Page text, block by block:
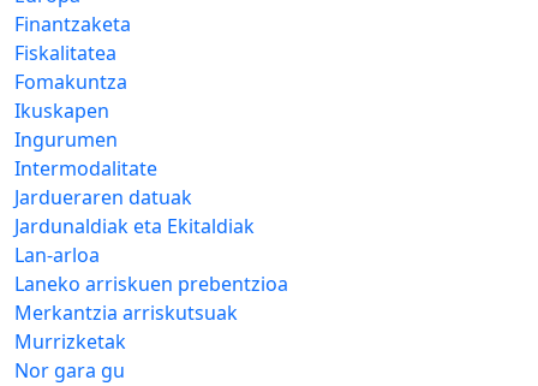
Finantzaketa
Fiskalitatea
Fomakuntza
Ikuskapen
Ingurumen
Intermodalitate
Jardueraren datuak
Jardunaldiak eta Ekitaldiak
Lan-arloa
Laneko arriskuen prebentzioa
Merkantzia arriskutsuak
Murrizketak
Nor gara gu